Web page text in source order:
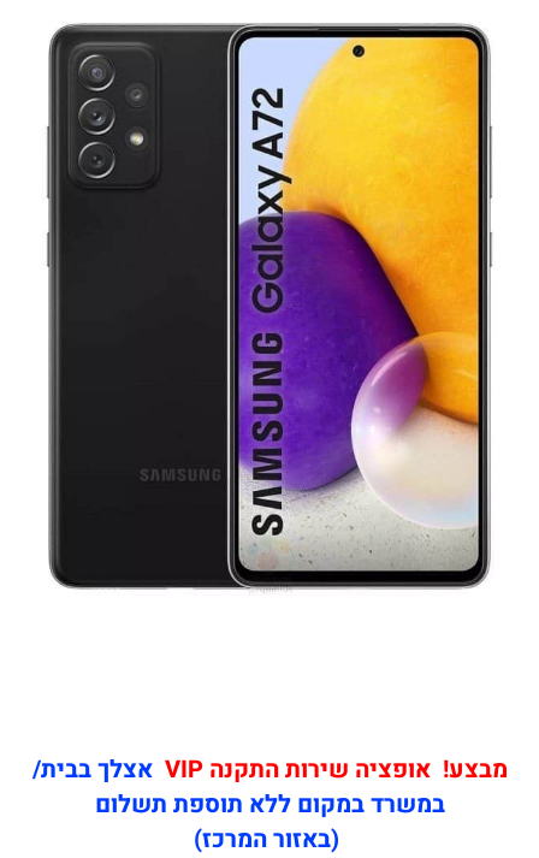
מבצע! אופציה שירות התקנה VIP
אצלך בבית/
במשרד במקום ללא תוספת תשלום
(באזור המרכז)